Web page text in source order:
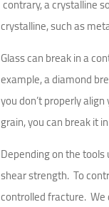
contrary, a crystalline
Glass can break in a
example, a diamond
you don’t properly
grain, you can break it
Depending on the
shear strength. To
controlled fracture.